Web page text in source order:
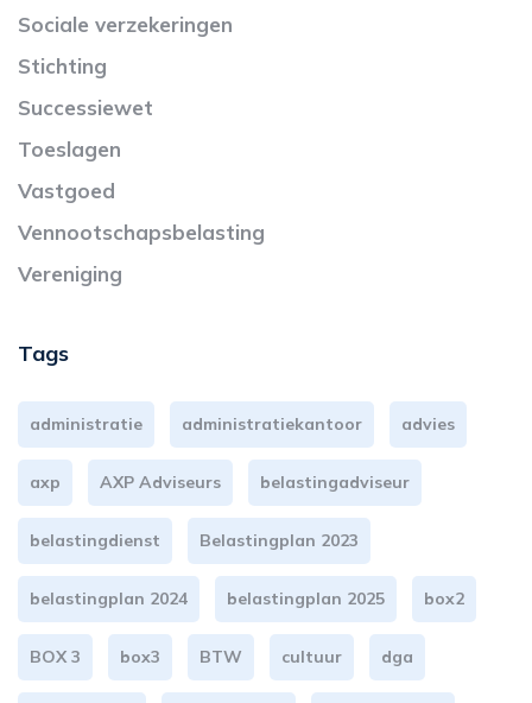
Sociale verzekeringen
Stichting
Successiewet
Toeslagen
Vastgoed
Vennootschapsbelasting
Vereniging
Tags
administratie administratiekantoor advies
axp AXP Adviseurs belastingadviseur
belastingdienst Belastingplan 2023
belastingplan 2024 belastingplan 2025 box2
BOX 3 box3 BTW cultuur dga